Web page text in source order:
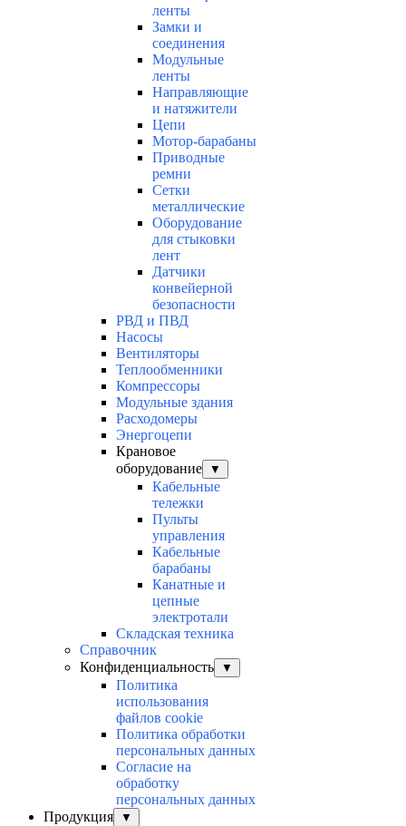
ленты
Замки и
соединения
Модульные
ленты
Направляющие
и натяжители
Цепи
Мотор-барабаны
Приводные
ремни
Сетки
металлические
Оборудование
для стыковки
лент
Датчики
конвейерной
безопасности
РВД и ПВД
Насосы
Вентиляторы
Теплообменники
Компрессоры
Модульные здания
Расходомеры
Энергоцепи
Крановое
оборудование
▼
Кабельные
тележки
Пульты
управления
Кабельные
барабаны
Канатные и
цепные
электротали
Складская техника
Справочник
Конфиденциальность
▼
Политика
использования
файлов cookie
Политика обработки
персональных данных
Согласие на
обработку
персональных данных
Продукция
▼